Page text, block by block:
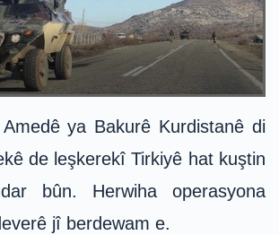
ya Bakurê Kurdistanê di
de leşkerekî Tirkiyê hat kuştin
bûn. Herwiha operasyona
jî berdewam e.